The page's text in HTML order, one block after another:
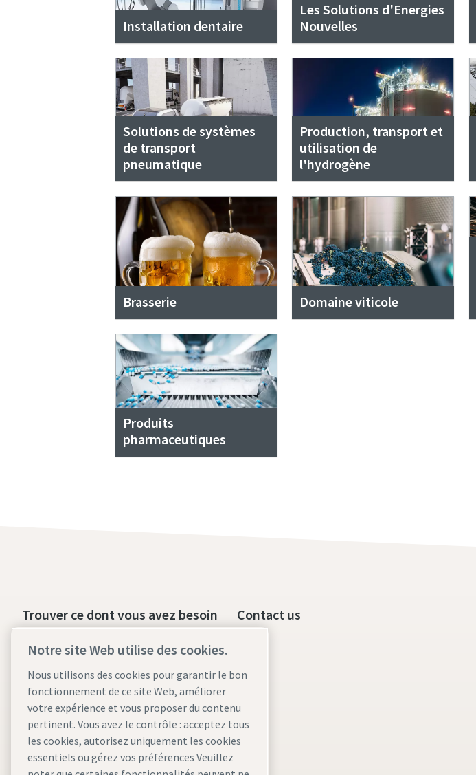
Installation dentaire
Les Solutions d'Energies
Nouvelles
Solutions de systèmes
de transport
pneumatique
Production, transport et
utilisation de
l'hydrogène
Brasserie Domaine viticole
Produits
pharmaceutiques
Trouver ce dont vous avez besoin
Compresseurs sans huile
Compresseurs à injection d'huile
Pièces et services pour
compresseurs
Compressed Air Wiki
Blog sur les compresseurs d'air
Contact us
Notre site Web utilise des cookies.
Nous utilisons des cookies pour garantir le bon
fonctionnement de ce site Web, améliorer
votre expérience et vous proposer du contenu
pertinent. Vous avez le contrôle : acceptez tous
les cookies, autorisez uniquement les cookies
essentiels ou gérez vos préférences Veuillez